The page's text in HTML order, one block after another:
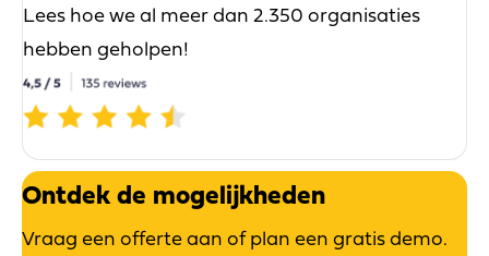
Lees hoe we al meer dan 2.350 organisaties
hebben geholpen!
Ontdek de mogelijkheden
Vraag een offerte aan of plan een gratis demo.